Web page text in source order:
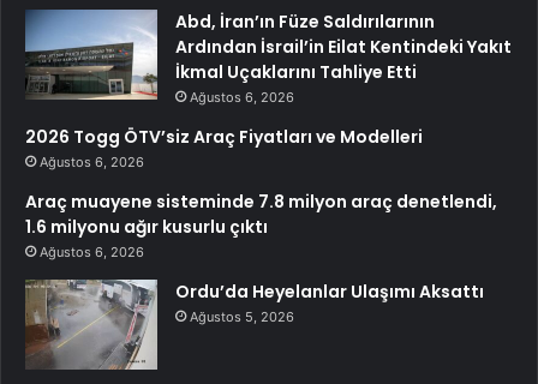
Abd, İran’ın Füze Saldırılarının
Ardından İsrail’in Eilat Kentindeki Yakıt
İkmal Uçaklarını Tahliye Etti
Ağustos 6, 2026
2026 Togg ÖTV’siz Araç Fiyatları ve Modelleri
Ağustos 6, 2026
Araç muayene sisteminde 7.8 milyon araç denetlendi,
1.6 milyonu ağır kusurlu çıktı
Ağustos 6, 2026
Ordu’da Heyelanlar Ulaşımı Aksattı
Ağustos 5, 2026